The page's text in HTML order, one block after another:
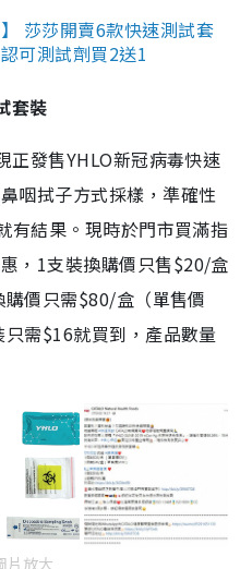
莎莎開賣6款快速測試套
可測試劑買2送1
套裝
正發售YHLO新冠病毒快速
咽拭子方式採樣，準確性
有結果。現時於門市買滿指
，1支裝換購價只售$20/盒
購價只需$80/盒（單售價
需$16就買到，產品數量
片放大